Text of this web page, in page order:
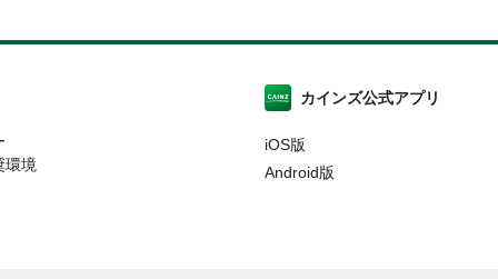
環境
カインズ公式アプリ
iOS版
Android版